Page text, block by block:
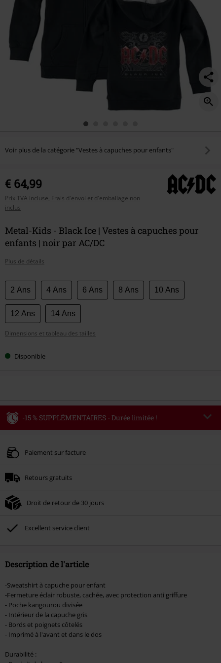
Voir plus de la catégorie "Vestes à capuches pour enfants"
€ 64,99
Prix TVA incluse, Frais d'envoi et d'emballage non
inclus
Metal-Kids - Black Ice | Vestes à capuches pour
enfants | noir par AC/DC
Plus de détails
Choisissez
votre
taille
2 Ans 4 Ans 6 Ans 8 Ans 10 Ans
12 Ans 14 Ans
Dimensions et tableau des tailles
Disponible
-15 % SUPPLÉMENTAIRES - Durée limitée !
Valable jusqu'au 09/08/2026
Une fois le code saisi, la réduction sera automatiquement déduite à la fin de
Non cumulable avec dautres promotions. Non valable sur : les livres, les
Broilers, Die Ärzte, Die Toten Hosen, Metality, les bons d'achat et les articles
incluant un don.
Paiement sur facture
Retours gratuits
Droit de retour de 30 jours
Excellent service client
Description de l'article
-Sweatshirt à capuche pour enfant
-Fermeture éclair robuste, cachée, avec protection anti griffure
- Poche kangourou divisée
- Intérieur de la capuche gris
- Bords et poignets côtelés
- Imprimé à l'avant et dans le dos
Durabilité :